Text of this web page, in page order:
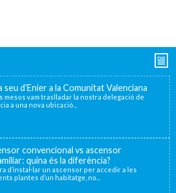
seu d’Enier a la Comunitat Valenciana
mesos vam traslladar la nostra delegació de
a una nova ubicació...
convencional vs ascensor
quina és la diferència?
d’instal·lar un ascensor per accedir a les
plantes d’un habitatge, no...